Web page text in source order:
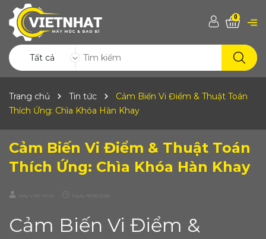
Tất cả
0
Trang chủ Tin tức
Cảm Biến Vi Điểm & Thuật Toán
Thích Ứng: Chìa Khóa Hàn Khay
Cảm Biến Vi Điểm & Thuật Toán
Thích Ứng: Chìa Khóa Hàn Khay
Máy Việt Nhật Ngày 18/05/2026
Cảm Biến Vi Điểm &